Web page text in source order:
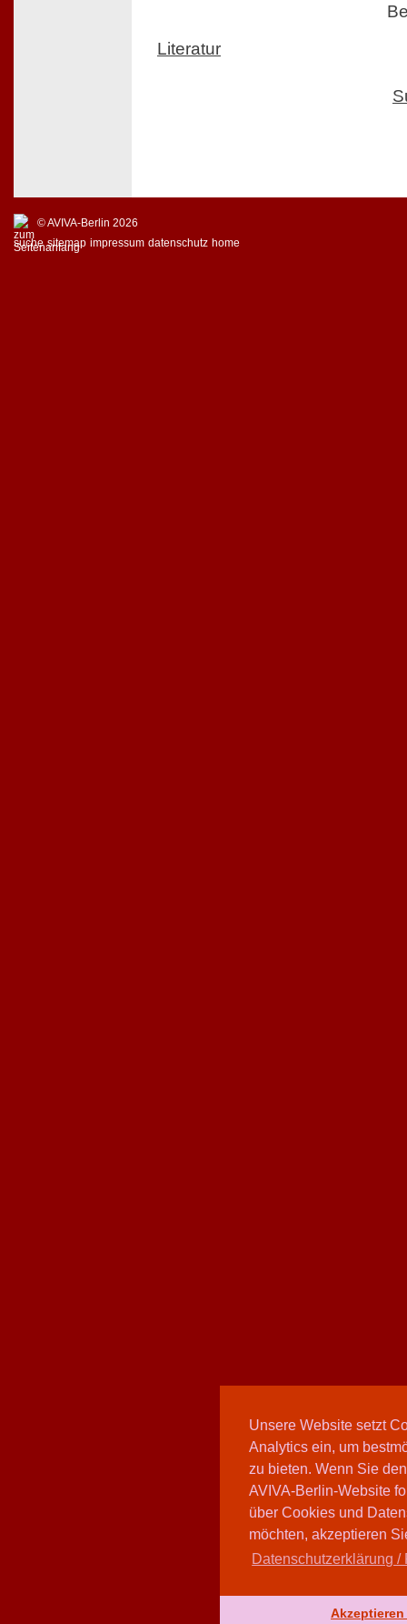
Unsere Website setzt
Analytics ein, um
zu bieten. Wenn Sie
AVIVA-Berlin-Website
über Cookies und
möchten, akzeptieren
Datenschutzerklärung /
Literatur
© AVIVA-Berlin 2026
suche sitemap impressum datenschutz home